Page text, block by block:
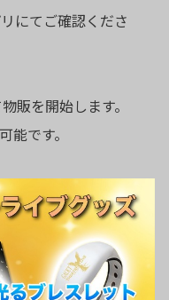
にてご確認くださ
販を開始します。
能です。